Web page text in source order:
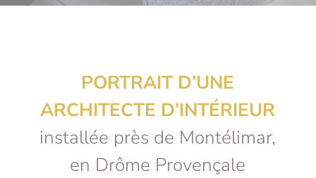
PORTRAIT D’UNE
ARCHITECTE D’INTÉRIEUR
installée près de Montélimar,
en Drôme Provençale